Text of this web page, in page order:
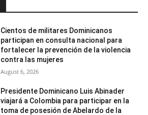
Cientos de militares Dominicanos
participan en consulta nacional para
fortalecer la prevención de la violencia
contra las mujeres
August 6, 2026
Presidente Dominicano Luis Abinader
viajará a Colombia para participar en la
toma de posesión de Abelardo de la